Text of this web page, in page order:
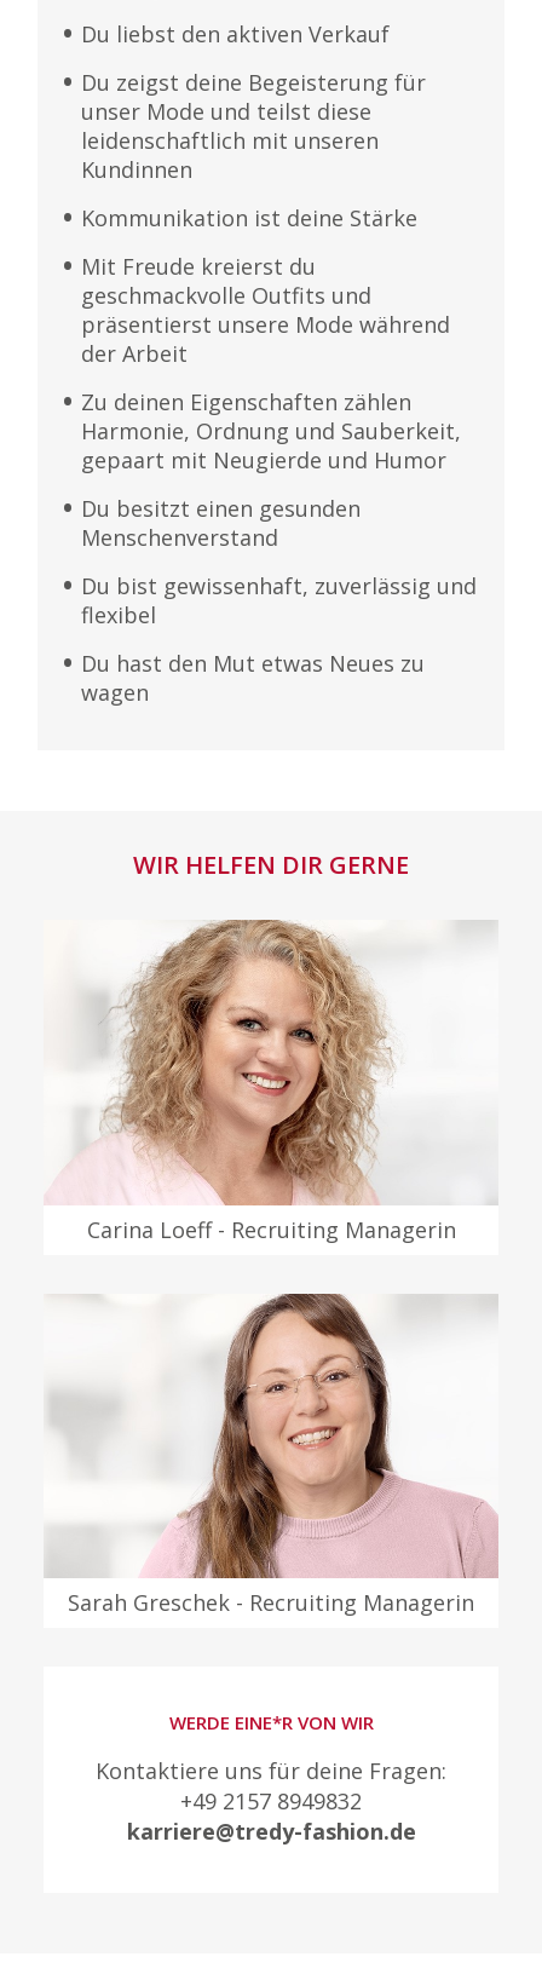
Du liebst den aktiven Verkauf
Du zeigst deine Begeisterung für
unser Mode und teilst diese
leidenschaftlich mit unseren
Kundinnen
Kommunikation ist deine Stärke
Mit Freude kreierst du
geschmackvolle Outfits und
präsentierst unsere Mode während
der Arbeit
Zu deinen Eigenschaften zählen
Harmonie, Ordnung und Sauberkeit,
gepaart mit Neugierde und Humor
Du besitzt einen gesunden
Menschenverstand
Du bist gewissenhaft, zuverlässig und
flexibel
Du hast den Mut etwas Neues zu
wagen
WIR HELFEN DIR GERNE
Carina Loeff - Recruiting Managerin
Sarah Greschek - Recruiting Managerin
WERDE EINE*R VON WIR
Kontaktiere uns für deine Fragen:
+49 2157 8949832
karriere@tredy-fashion.de